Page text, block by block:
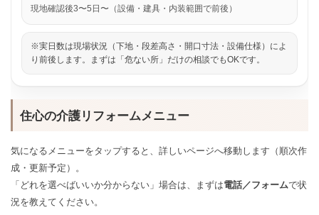
現地確認後3〜5日〜（設備・建具・内装範囲で前後）
※実日数は現場状況（下地・段差高さ・開口寸法・設備仕様）によ
り前後します。まずは「危ない所」だけの相談でもOKです。
住心の介護リフォームメニュー
気になるメニューをタップすると、詳しいページへ移動します（順次作
成・更新予定）。
「どれを選べばいいか分からない」場合は、まずは電話／フォームで状
況を教えてください。